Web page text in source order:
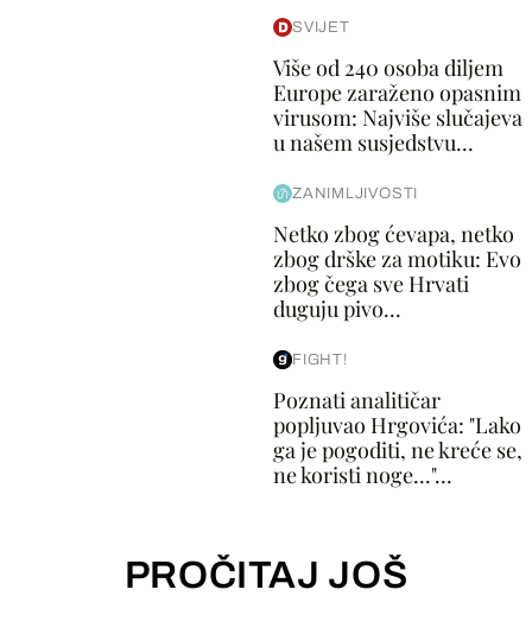
SVIJET
Više od 240 osoba diljem
Europe zaraženo opasnim
virusom: Najviše slučajeva
u našem susjedstvu...
ZANIMLJIVOSTI
Netko zbog ćevapa, netko
zbog drške za motiku: Evo
zbog čega sve Hrvati
duguju pivo...
FIGHT!
Poznati analitičar
popljuvao Hrgovića: "Lako
ga je pogoditi, ne kreće se,
ne koristi noge..."...
PROČITAJ JOŠ